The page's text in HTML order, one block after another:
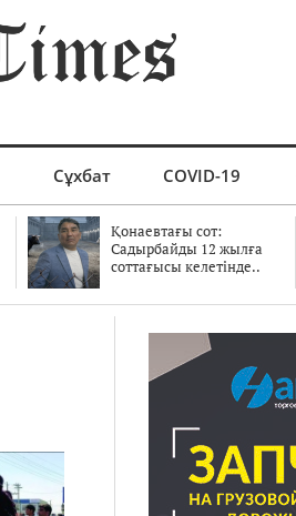
Сұхбат COVID-19
Қонаевтағы сот:
Садырбайды 12 жылға
соттағысы келетінде..